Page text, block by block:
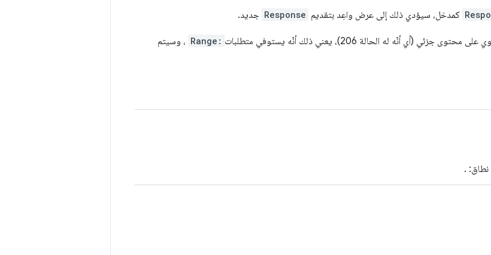
كمدخل، سيؤدي ذلك إلى عرض واعِد بتقديم Response جديد.
جزئي (أي أنّه له الحالة 206)، يعني ذلك أنّه يستوفي متطلبات Range: ، وسيتم
.